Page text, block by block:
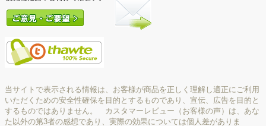
当サイトで表示される情報は、お客様が商品を正しく理解し適正にご利用
いただくための安全性確保を目的とするものであり、宣伝、広告を目的と
するものではありません。 カスタマーレビュー（お客様の声）は、あな
た以外の第3者の感想であり、実際の効果については個人差がありま